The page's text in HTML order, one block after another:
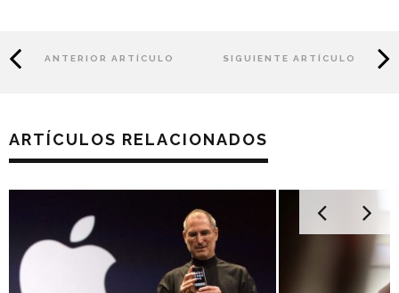
ANTERIOR ARTÍCULO SIGUIENTE ARTÍCULO
ARTÍCULOS RELACIONADOS